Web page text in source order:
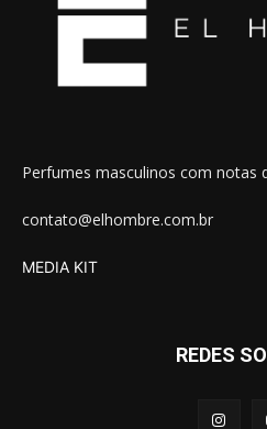
Perfumes masculinos com notas
contato@elhombre.com.br
MEDIA KIT
REDES